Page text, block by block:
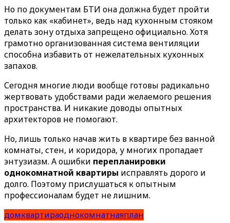
Но по документам БТИ она должна будет пройти
только как «кабинет», ведь над кухонным стояком
делать зону отдыха запрещено официально. Хотя
грамотно организованная система вентиляции
способна избавить от нежелательных кухонных
запахов.
Сегодня многие люди вообще готовы радикально
жертвовать удобствами ради желаемого решения
пространства. И никакие доводы опытных
архитекторов не помогают.
Но, лишь только начав жить в квартире без ванной
комнаты, стен, и коридора, у многих пропадает
энтузиазм. А ошибки перепланировки
однокомнатной квартиры исправлять дорого и
долго. Поэтому прислушаться к опытным
профессионалам будет не лишним.
домквартираоднокомнатнаяплан